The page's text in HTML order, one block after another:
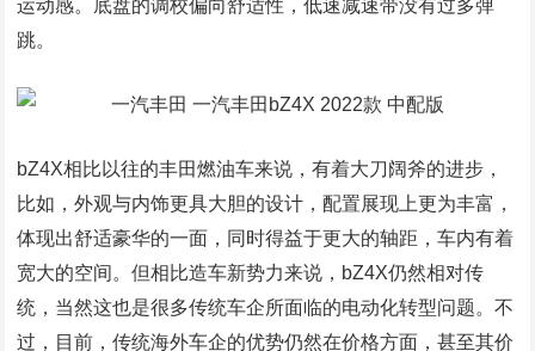
运动感。底盘的调校偏向舒适性，低速减速带没有过多弹
跳。
bZ4X相比以往的丰田燃油车来说，有着大刀阔斧的进步，
比如，外观与内饰更具大胆的设计，配置展现上更为丰富，
体现出舒适豪华的一面，同时得益于更大的轴距，车内有着
宽大的空间。但相比造车新势力来说，bZ4X仍然相对传
统，当然这也是很多传统车企所面临的电动化转型问题。不
过，目前，传统海外车企的优势仍然在价格方面，甚至其价